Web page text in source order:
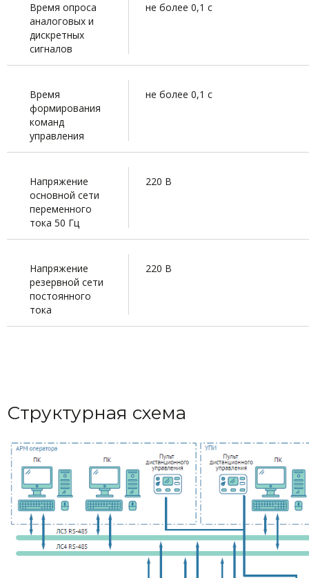
Время опроса
аналоговых и
дискретных
сигналов
не более 0,1 с
Время
формирования
команд
управления
не более 0,1 с
Напряжение
основной сети
переменного
тока 50 Гц
220 В
Напряжение
резервной сети
постоянного
тока
220 В
Структурная схема